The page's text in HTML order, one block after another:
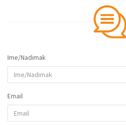
Ime/Nadimak
Email